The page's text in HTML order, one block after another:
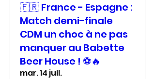
🇫🇷 France - Espagne :
Match demi-finale
CDM un choc à ne pas
manquer au Babette
Beer House ! ⚽🔥
mar. 14 juil.